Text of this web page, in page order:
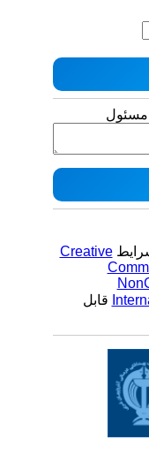
Creative
قابل